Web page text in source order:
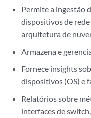
Permite a ingestão
dispositivos de
arquitetura de
Armazena e
Fornece insights
dispositivos (OS) e
Relatórios sobre
interfaces de